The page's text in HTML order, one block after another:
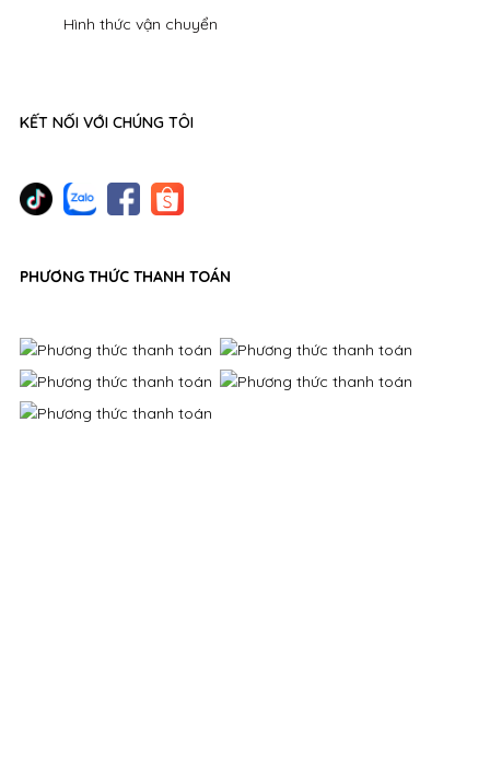
Hình thức vận chuyển
KẾT NỐI VỚI CHÚNG TÔI
PHƯƠNG THỨC THANH TOÁN